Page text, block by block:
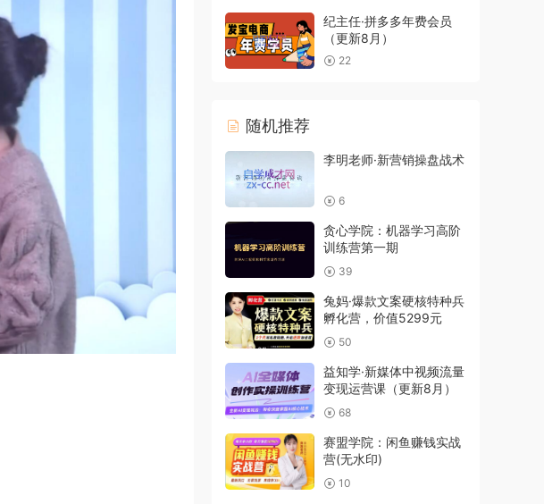
纪主任·拼多多年费会员
（更新8月）
22
随机推荐
李明老师·新营销操盘战术
6
贪心学院：机器学习高阶
训练营第一期
39
兔妈·爆款文案硬核特种兵
孵化营，价值5299元
50
益知学·新媒体中视频流量
变现运营课（更新8月）
68
赛盟学院：闲鱼赚钱实战
营(无水印)
10